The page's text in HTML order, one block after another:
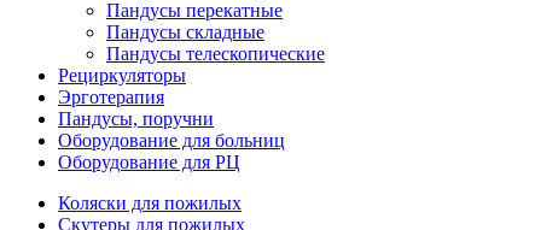
Пандусы перекатные
Пандусы складные
Пандусы телескопические
Рециркуляторы
Эрготерапия
Пандусы, поручни
Оборудование для больниц
Оборудование для РЦ
Коляски для пожилых
Скутеры для пожилых